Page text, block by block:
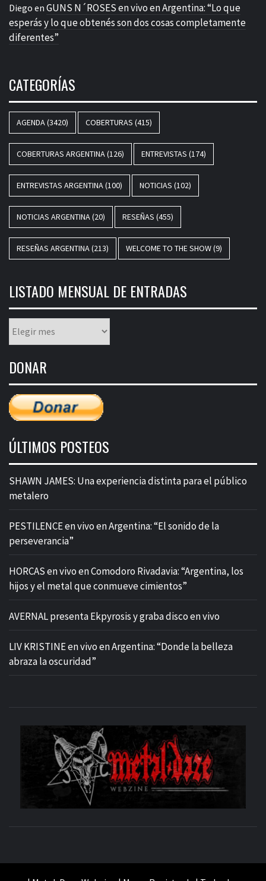
Diego en GUNS N´ROSES en vivo en Argentina: “Lo que
esperás y lo que obtenés son dos cosas completamente
diferentes”
CATEGORÍAS
AGENDA(3420) COBERTURAS (415)
COBERTURAS ARGENTINA(126) ENTREVISTAS (174)
ENTREVISTAS ARGENTINA(100) NOTICIAS (102)
NOTICIAS ARGENTINA(20) RESEÑAS (455)
RESEÑAS ARGENTINA(213) WELCOME TO THE SHOW(9)
LISTADO MENSUAL DE ENTRADAS
mensual
entradas
DONAR
ÚLTIMOS POSTEOS
SHAWN JAMES: Una experiencia distinta para el público
metalero
PESTILENCE en vivo en Argentina: “El sonido de la
perseverancia”
HORCAS en vivo en Comodoro Rivadavia: “Argentina, los
hijos y el metal que conmueve cimientos”
AVERNAL presenta Ekpyrosis y graba disco en vivo
LIV KRISTINE en vivo en Argentina: “Donde la belleza
abraza la oscuridad”